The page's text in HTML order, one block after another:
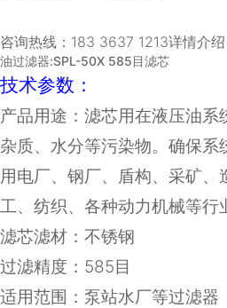
咨询热线：183 3637 1213详情介绍
油过滤器:SPL-50X 585目滤芯
技术参数：
产品用途：滤芯用在液压油系
杂质、水分等污染物。确保系
用电厂、钢厂、盾构、采矿
工、纺织、各种动力机械等行
滤芯滤材：不锈钢
过滤精度：585目
适用范围：泵站水厂等过滤器